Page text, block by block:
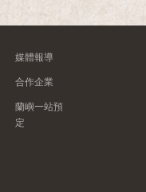
媒體報導
合作企業
蘭嶼一站預
定